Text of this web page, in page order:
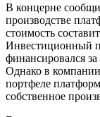
В концерне
производстве
стоимость
Инвестиционный
финансировался
Однако в
портфеле
собственное